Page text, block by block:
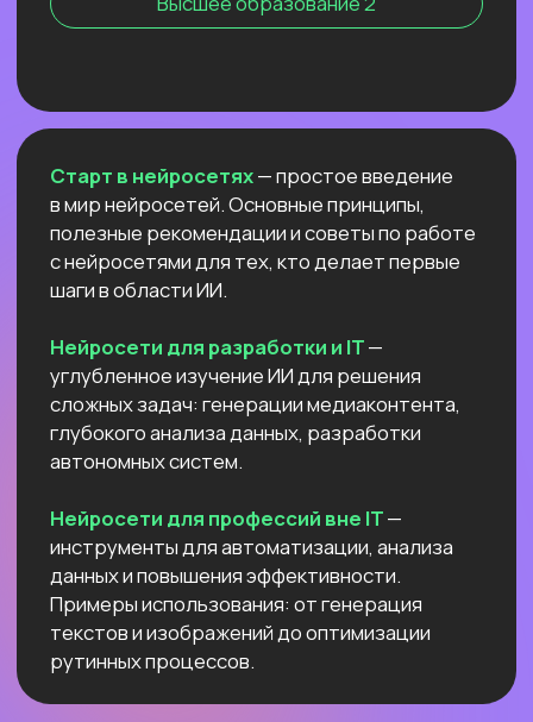
программирование и востребованные
методы разработки в 2−4 раза быстрее
с помощью нейросетей и no-соde
инструментов!
Промпт-инжиниринг— это
взаимодействие с нейросетями, которое
превращает твои идеи в мощные ИИ-
решения: автоматизация рутину,
бизнес-процессов в десятки раз
Для детей 8
Естественный интеллект 1
Высшее образование 2
Чат-боты
Вайб-кодинг